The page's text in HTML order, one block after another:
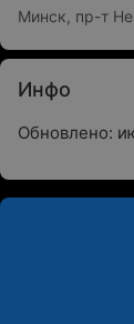
Минск, пр-т
Инфо
Обновлено: